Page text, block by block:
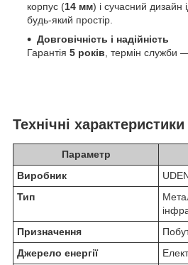
корпус (14 мм) і сучасний дизайн
будь-який простір.
Довговічність і надійність
Гарантія 5 років , термін служби
Технічні характеристики
Параметр
Виробник
Тип
Призначення
Джерело енергії